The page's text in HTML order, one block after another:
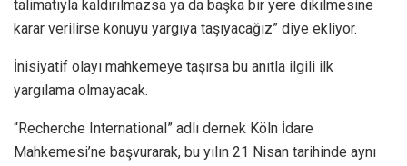
talimatıyla kaldırılmazsa ya da başka bir yere dikilmesine
karar verilirse konuyu yargıya taşıyacağız” diye ekliyor.
İnisiyatif olayı mahkemeye taşırsa bu anıtla ilgili ilk
yargılama olmayacak.
“Recherche International” adlı dernek Köln İdare
Mahkemesi’ne başvurarak, bu yılın 21 Nisan tarihinde aynı